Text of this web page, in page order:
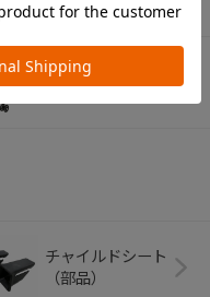
ペット用品
チャイルドシート
（部品）